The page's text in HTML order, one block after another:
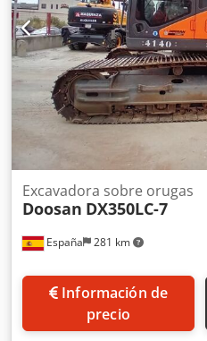
o en espacios reducidos, en
menos costes operativos,
comodidad. Excavadora de
para excavación de terrenos,
de materiales por la acción
Orugas Precio de cazos: a
6.670 mm Altura excav:
España 281 km
Excavadora sobre orugas
Doosan DX350LC-7
Información de
precio